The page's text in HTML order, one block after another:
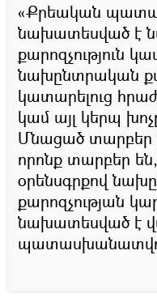
«Քրեական
նախատեսված է
քարոզչություն
նախընտրական
կատարելուց
կամ այլ կերպ
Մնացած տարբեր
որոնք տարբեր
օրենսգրքով
քարոզչության
նախատեսված է